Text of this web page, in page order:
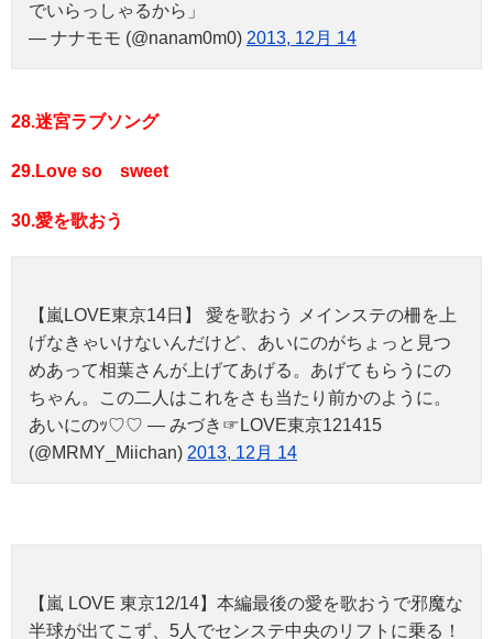
でいらっしゃるから」
— ナナモモ (@nanam0m0) 2013, 12月 14
28.迷宮ラブソング
29.Love so sweet
30.愛を歌おう
【嵐LOVE東京14日】 愛を歌おう メインステの柵を上
げなきゃいけないんだけど、あいにのがちょっと見つ
めあって相葉さんが上げてあげる。あげてもらうにの
ちゃん。この二人はこれをさも当たり前かのように。
あいにのｯ♡♡ — みづき☞LOVE東京121415
(@MRMY_Miichan) 2013, 12月 14
【嵐 LOVE 東京12/14】本編最後の愛を歌おうで邪魔な
半球が出てこず、5人でセンステ中央のリフトに乗る！